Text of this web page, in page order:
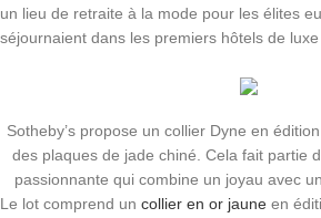
un lieu de retraite à la mode pour les élites
séjournaient dans les premiers hôtels de
Sotheby’s propose un collier Dyne en
des plaques de jade chiné. Cela fait partie
passionnante qui combine un joyau avec
Le lot comprend un collier en or jaune en